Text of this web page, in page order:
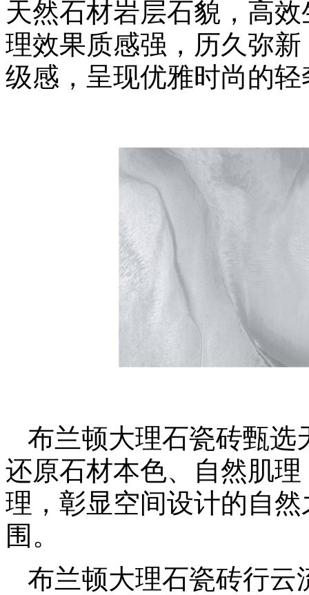
天然石材岩层石貌，高
理效果质感强，历久弥
级感，呈现优雅时尚的
布兰顿大理石瓷砖甄选
还原石材本色、自然肌
理，彰显空间设计的自
围。
布兰顿大理石瓷砖行云